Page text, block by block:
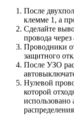
После
клемме 1, а
Сделайте
провода
Проводники
защитного
После УЗО
Нулевой
которой
использовано